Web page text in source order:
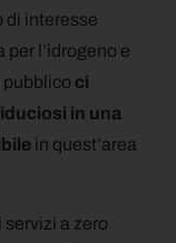
di interesse
l’idrogeno e
pubblico ci
in una
in quest’area
a zero